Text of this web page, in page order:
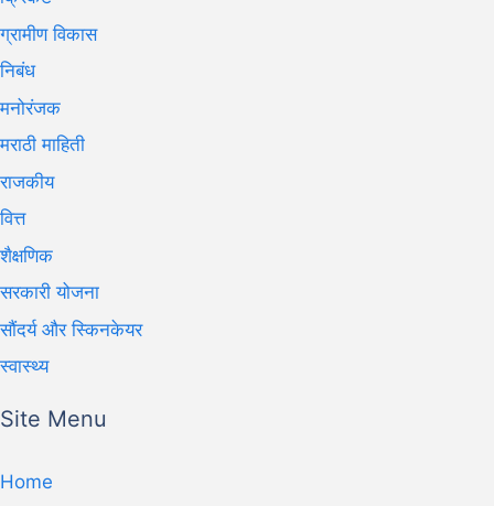
ग्रामीण विकास
निबंध
मनोरंजक
मराठी माहिती
राजकीय
वित्त
शैक्षणिक
सरकारी योजना
सौंदर्य और स्किनकेयर
स्वास्थ्य
Site Menu
Home